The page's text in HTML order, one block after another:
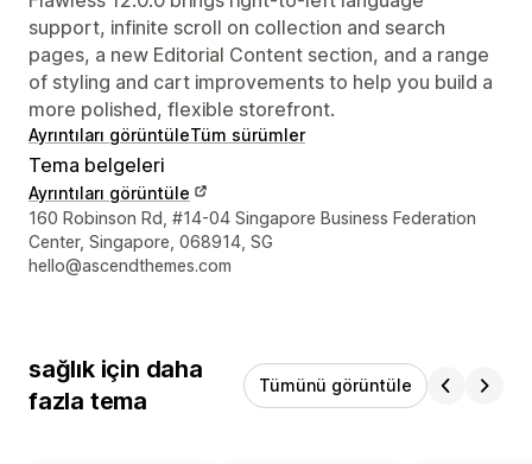
support, infinite scroll on collection and search
pages, a new Editorial Content section, and a range
of styling and cart improvements to help you build a
more polished, flexible storefront.
Ayrıntıları görüntüleTüm sürümler
Tema belgeleri
Ayrıntıları görüntüle
Tasarımcı iletişim bilgileri
160 Robinson Rd, #14-04 Singapore Business Federation
Center, Singapore, 068914, SG
hello@ascendthemes.com
sağlık için daha
fazla tema
Tümünü görüntüle